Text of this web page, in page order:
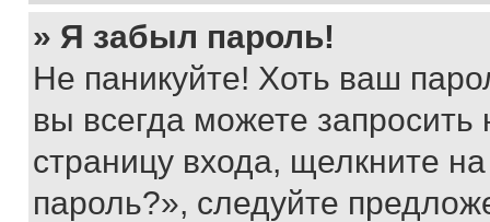
» Я забыл пароль!
Не паникуйте! Хоть ваш
вы всегда можете
страницу входа, щелкните
пароль?», следуйте